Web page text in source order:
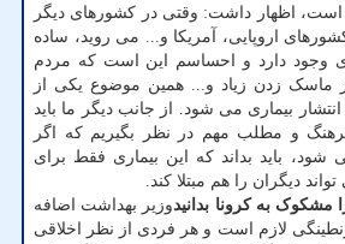
اظهار داشت: وقتی در کشورهای دیگر
اروپایی، آمریکا و... می روید، ساده
وجود دارد و احساسم این است که مردم
ماسک زدن زیاد و... همین موضوع یکی از
بیماری می شود. از جانب دیگر ما باید
و مطلب مهم در نظر بگیریم که اگر
شود، باید بداند که این بیماری فقط برای
دیگران را هم مبتلا کند.
به کرونا بدانیدوزیر بهداشت اضافه
لازم است و هر فردی از نظر اخلاقی